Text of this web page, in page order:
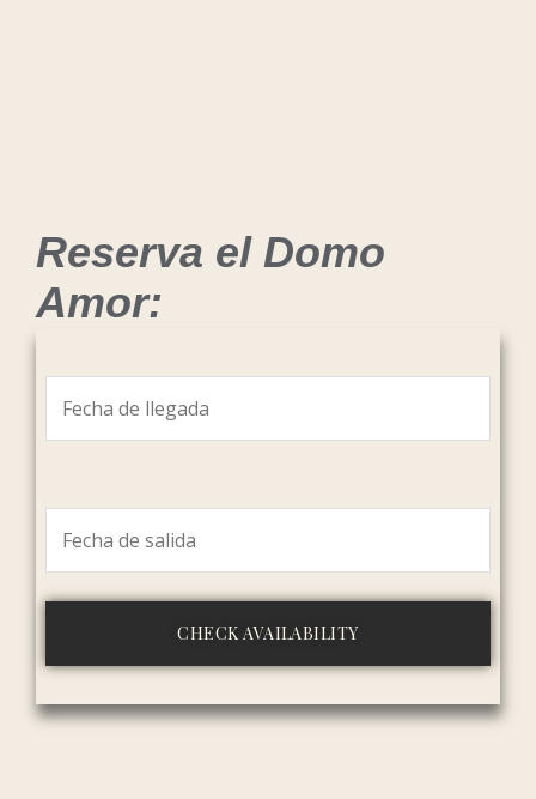
Reserva el Domo
Amor: